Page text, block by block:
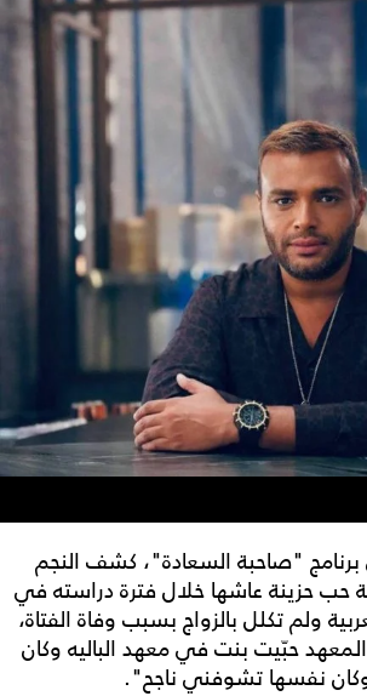
"صاحبة السعادة"، كشف النجم
حزينة عاشها خلال فترة دراسته في
ولم تكلل بالزواج بسبب وفاة الفتاة،
حبّيت بنت في معهد الباليه وكان
نفسها تشوفني ناجح".